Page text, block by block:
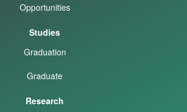
Opportunities
Studies
Graduation
Graduate
Research